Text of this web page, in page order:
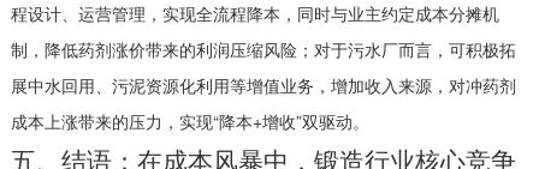
程设计、运营管理，实现全流程降本，同时与业主约定成本分摊机
制，降低药剂涨价带来的利润压缩风险；对于污水厂而言，可积极拓
展中水回用、污泥资源化利用等增值业务，增加收入来源，对冲药剂
成本上涨带来的压力，实现“降本+增收”双驱动。
五、结语：在成本风暴中，锻造行业核心竞争